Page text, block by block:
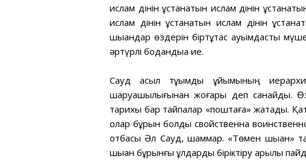
ислам дінін ұстанатын ислам дінін
ислам дінін ұстанатын ислам дінін
шыққандар өздерін біртұтас қауымдастық
әртүрлі бодандыққа ие.
Сауд асыл тұқымды ұйымының
шаруашылығынан жоғары деп санайды. Өз
тарихы бар тайпалар «поштаға» жатады.
олар бұрын болды свойственна
отбасы Әл Сауд, шаммар. «Төмен шыққан»
шыққан бұрынғы құлдарды біріктіру арқылы